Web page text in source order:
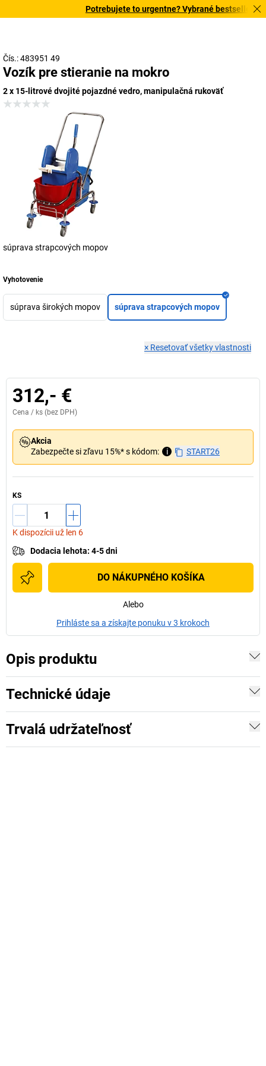
Potrebujete to urgentne? Vybrané bestsellery
Čís.: 483951 49
Vozík pre stieranie na mokro
2 x 15-litrové dvojité pojazdné vedro, manipulačná rukoväť
súprava strapcových mopov
Vyhotovenie
súprava širokých mopov súprava strapcových mopov
× Resetovať všetky vlastnosti
312,- €
Cena / ks (bez DPH)
Akcia
Zabezpečte si zľavu 15%* s kódom:
i START26
KS
K dispozícii už len 6
Dodacia lehota: 4-5 dni
DO NÁKUPNÉHO KOŠÍKA
Alebo
Prihláste sa a získajte ponuku v 3 krokoch
Opis produktu
Technické údaje
Trvalá udržateľnosť